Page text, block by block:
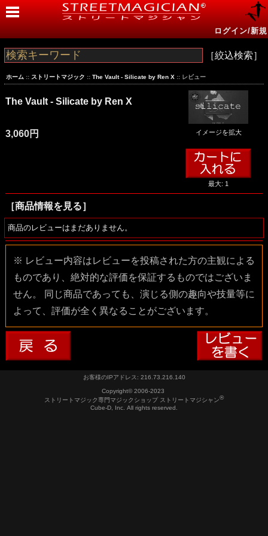
ログイン/新規
［絞込検索］
ホーム :: ストリートマジック :: The Vault - Silicate by Ren X :: レビュー
The Vault - Silicate by Ren X
3,060円 イメージを拡大
最大: 1
［商品情報を見る］
商品のレビューはまだありません。
※ レビュー内容はレビューを投稿された方の主観による
ものであり、絶対的な評価を保証するものではございま
せん。 同じ商品であっても、演じる側の趣向や技量等に
よって、評価が全く異なることがございます。
お客様のIPアドレス: 216.73.216.140
Copyright© 2006-2023
ストリートマジック専門マジックショップ ストリートマジシャン®
Cube-D, Inc. All rights reserved.